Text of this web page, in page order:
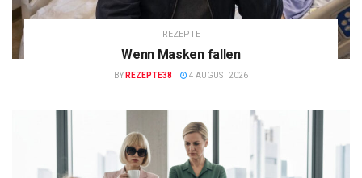
REZEPTE
Wenn Masken fallen
BY REZEPTE38 4 AUGUST 2026